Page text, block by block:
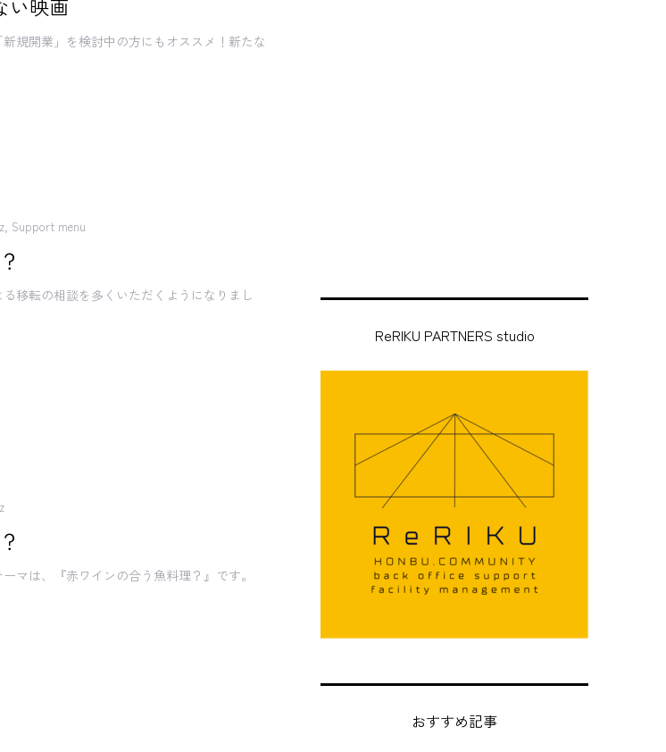
い映画
規開業」を検討中の方にもオススメ！新たな
, Support menu
移転の相談を多くいただくようになりまし
マは、『赤ワインの合う魚料理？』です。
ReRIKU PARTNERS studio
おすすめ記事